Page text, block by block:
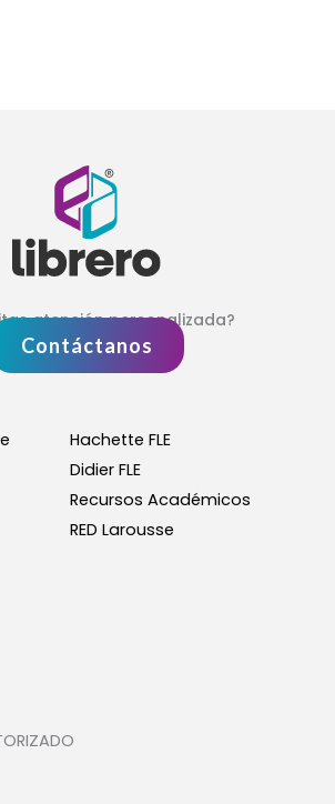
atención personalizada?
Contáctanos
Hachette FLE
Didier FLE
Recursos Académicos
RED Larousse